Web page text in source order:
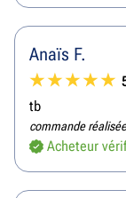
Anaïs F.
tb
commande
Acheteur